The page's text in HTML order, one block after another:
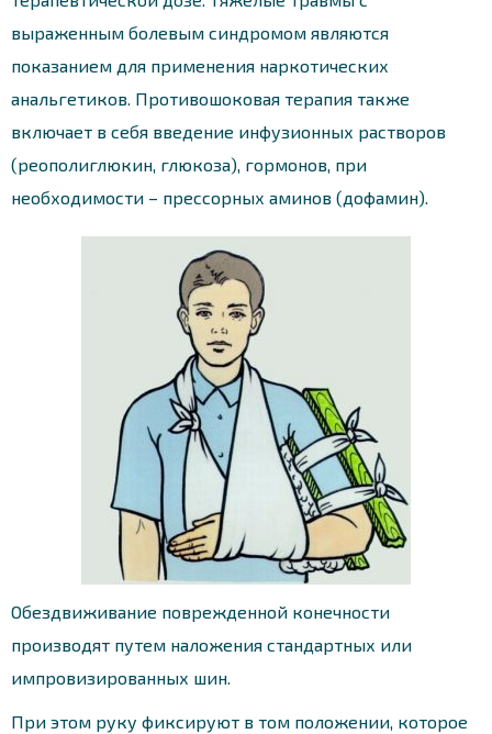
выраженным болевым синдромом являются
показанием для применения наркотических
анальгетиков. Противошоковая терапия также
включает в себя введение инфузионных растворов
(реополиглюкин, глюкоза), гормонов, при
необходимости – прессорных аминов (дофамин).
Обездвиживание поврежденной конечности
производят путем наложения стандартных или
импровизированных шин.
При этом руку фиксируют в том положении, которое